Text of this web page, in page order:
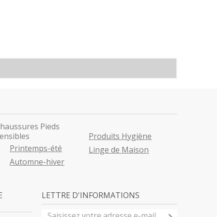
Pieds
Printemps-été
Automne-hiver
Produits Hygiène
Linge de Maison
LETTRE D'INFORMATIONS